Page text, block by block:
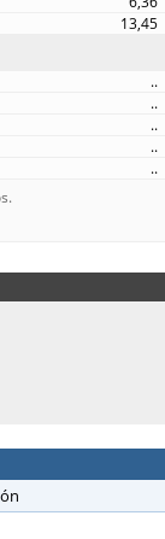
13,45
..
..
..
..
..